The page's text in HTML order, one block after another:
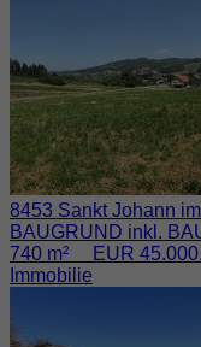
8453 Sankt Johann
BAUGRUND inkl.
740 m² EUR
Immobilie